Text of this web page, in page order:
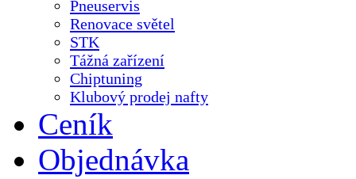
Pneuservis
Renovace světel
STK
Tážná zařízení
Chiptuning
Klubový prodej nafty
Ceník
Objednávka